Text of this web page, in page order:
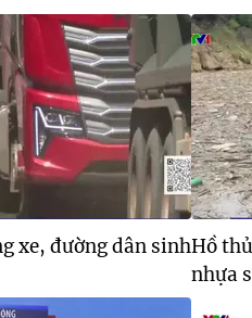
xe, đường dân sinhHồ
nhựa